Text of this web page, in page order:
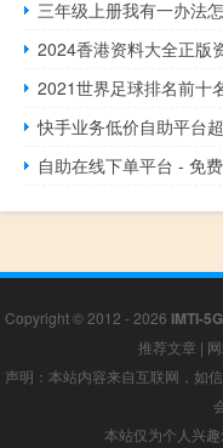
三年级上册我有一办法
2021世界足球排名前十
快手业务低价自助平台
Copyright © 2012 - 2026 IMTI-
推荐文章 |
声明：本站内容来自互联网，如
本站仅为个人兴